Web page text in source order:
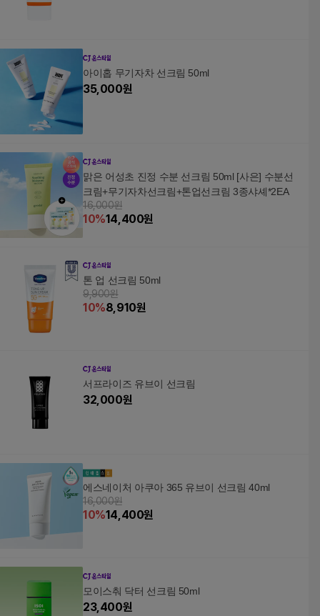
아이홉 무기자차 선크림 50ml
35,000원
맑은 어성초 진정 수분 선크림 50ml [사은] 수분선
크림+무기자차선크림+톤업선크림 3종샤셰*2EA
16,000원
10%14,400원
톤 업 선크림 50ml
9,900원
10%8,910원
서프라이즈 유브이 선크림
32,000원
에스네이처 아쿠아 365 유브이 선크림 40ml
16,000원
10%14,400원
모이스춰 닥터 선크림 50ml
23,400원